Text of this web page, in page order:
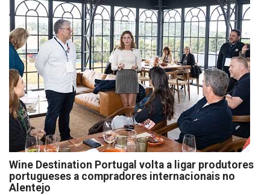
Wine Destination Portugal volta a ligar produtores
portugueses a compradores internacionais no
Alentejo